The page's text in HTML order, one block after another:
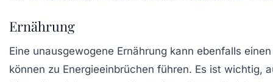
Ernährung
Eine unausgewogene Ernährung kann ebenfalls
können zu Energieeinbrüchen führen. Es ist wichtig,